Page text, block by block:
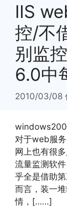
IIS
控/不
别监
6.0中
2010/03/08
对于web服务
网上也有很
流量监测软
乎全是借助
而言，装一
情，[……]